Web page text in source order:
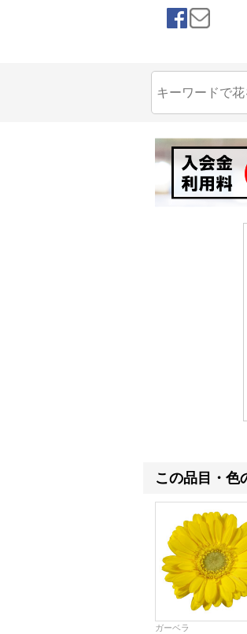
この品目・色
ガーベラ